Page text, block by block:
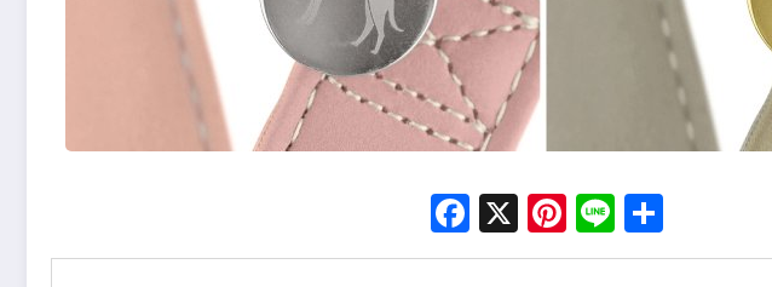
Facebook
X Pinterest
Line